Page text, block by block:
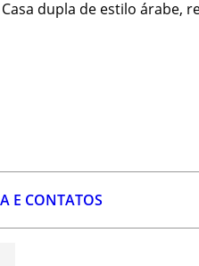
dupla de estilo árabe,
E CONTATOS